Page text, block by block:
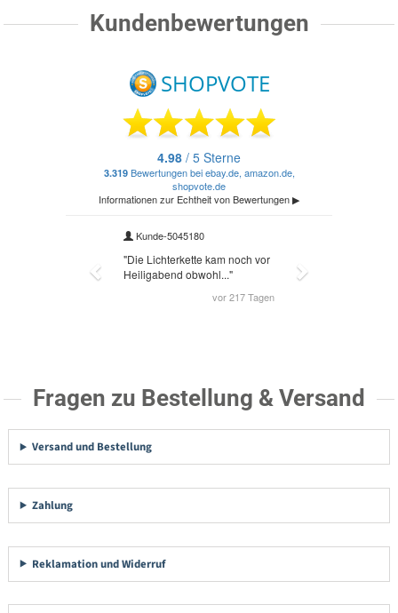
Kundenbewertungen
Fragen zu Bestellung & Versand
Versand und Bestellung
Zahlung
Reklamation und Widerruf